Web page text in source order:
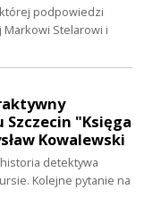
której podpowiedzi
Markowi Stelarowi i
Szczecin "Księga
Kowalewski
historia detektywa
Kolejne pytanie na